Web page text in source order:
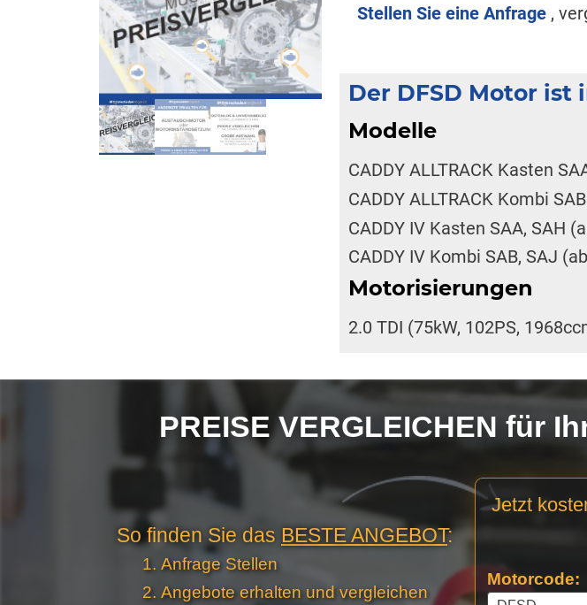
Stellen Sie eine Anfrage ,
Der DFSD Motor ist
Modelle
CADDY ALLTRACK Kasten
CADDY ALLTRACK Kombi
CADDY IV Kasten SAA, SAH
CADDY IV Kombi SAB, SAJ
Motorisierungen
2.0 TDI (75kW, 102PS,
PREISE VERGLEICHEN für
So finden Sie das BESTE ANGEBOT:
Anfrage Stellen
Angebote erhalten und vergleichen
Motor
Jetzt
Motorcode: